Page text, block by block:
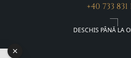
+40 733 831
DESCHIS PÂNĂ LA